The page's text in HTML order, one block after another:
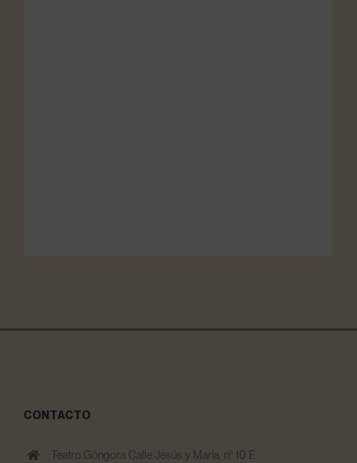
CONTACTO
Teatro Góngora Calle Jesús y María, nº 10 E